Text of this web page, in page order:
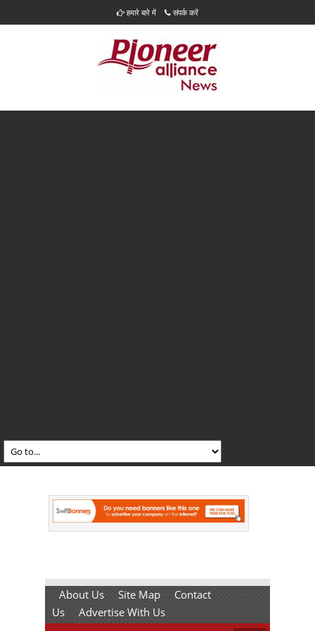
हमारे बारे में संपर्क करें
About Us Site Map
Contact
Us
Advertise With Us